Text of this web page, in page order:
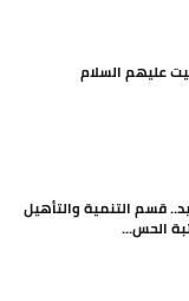
عليهم السلام
مستفيد.. قسم التنمية والتأهيل
الحس...